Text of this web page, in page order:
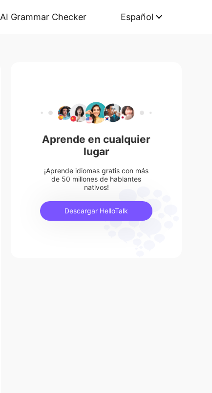
AI Grammar Checker Español
Aprende en cualquier
lugar
¡Aprende idiomas gratis con más
de 50 millones de hablantes
nativos!
Descargar HelloTalk